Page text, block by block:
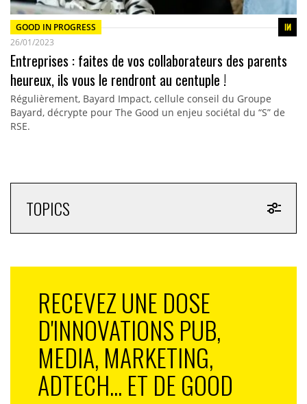
GOOD IN PROGRESS
26/01/2023
Entreprises : faites de vos collaborateurs des parents
heureux, ils vous le rendront au centuple !
Régulièrement, Bayard Impact, cellule conseil du Groupe
Bayard, décrypte pour The Good un enjeu sociétal du “S” de
RSE.
TOPICS
RECEVEZ UNE DOSE
D'INNOVATIONS PUB,
MEDIA, MARKETING,
ADTECH... ET DE GOOD